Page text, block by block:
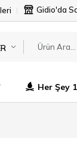
Gidio'da
Her Şey